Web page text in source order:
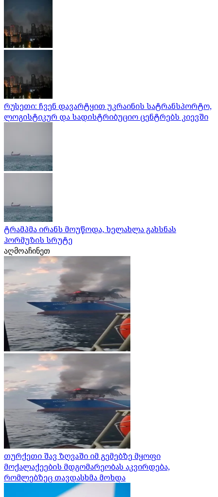
რუსეთი: ჩვენ დავარტყით უკრაინის სატრანსპორტო,
ლოგისტიკურ და სადისტრიბუციო ცენტრებს კიევში
ტრამპმა ირანს მოუწოდა, ხელახლა გახსნას
ჰორმუზის სრუტე
აღმოაჩინეთ
თურქეთი შავ ზღვაში იმ გემებზე მყოფი
მოქალაქეების მდგომარეობას აკვირდება,
რომლებზეც თავდასხმა მოხდა